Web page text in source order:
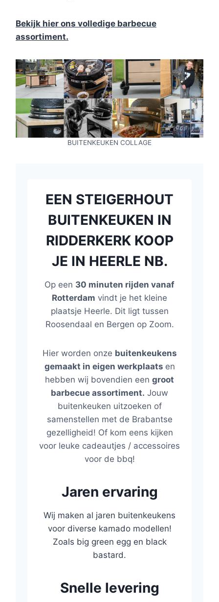
Bekijk hier ons volledige barbecue
assortiment.
BUITENKEUKEN COLLAGE
EEN STEIGERHOUT
BUITENKEUKEN IN
RIDDERKERK KOOP
JE IN HEERLE NB.
Op een 30 minuten rijden vanaf
Rotterdam vindt je het kleine
plaatsje Heerle. Dit ligt tussen
Roosendaal en Bergen op Zoom.
Hier worden onze buitenkeukens
gemaakt in eigen werkplaats en
hebben wij bovendien een groot
barbecue assortiment. Jouw
buitenkeuken uitzoeken of
samenstellen met de Brabantse
gezelligheid! Of kom eens kijken
voor leuke cadeautjes / accessoires
voor de bbq!
Jaren ervaring
Wij maken al jaren buitenkeukens
voor diverse kamado modellen!
Zoals big green egg en black
bastard.
Snelle levering